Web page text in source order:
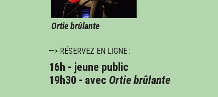
Ortie brûlante
—> RÉSERVEZ EN LIGNE :
16h - jeune public
19h30 - avec Ortie brûlante